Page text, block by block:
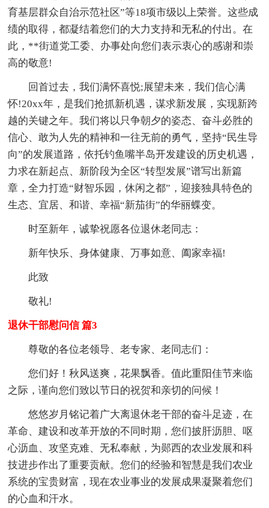
育基层群众自治示范社区”等18项市级以上荣誉。这些成
绩的取得，都凝结着您们的大力支持和无私的付出。在
此，**街道党工委、办事处向您们表示衷心的感谢和崇
高的敬意!
回首过去，我们满怀喜悦;展望未来，我们信心满
怀!20xx年，是我们抢抓新机遇，谋求新发展，实现新跨
越的关键之年。我们将以只争朝夕的姿态、奋斗必胜的
信心、敢为人先的精神和一往无前的勇气，坚持“民生导
向”的发展道路，依托钓鱼嘴半岛开发建设的历史机遇，
力求在新起点、新阶段为全区“转型发展”谱写出新篇
章，全力打造“财智乐园，休闲之都”，迎接独具特色的
生态、宜居、和谐、幸福“新茄街”的华丽蝶变。
时至新年，诚挚祝愿各位退休老同志：
新年快乐、身体健康、万事如意、阖家幸福!
此致
敬礼!
退休干部慰问信 篇3
尊敬的各位老领导、老专家、老同志们：
您们好！秋风送爽，花果飘香。值此重阳佳节来临
之际，谨向您们致以节日的祝贺和亲切的问候！
悠悠岁月铭记着广大离退休老干部的奋斗足迹，在
革命、建设和改革开放的不同时期，您们披肝沥胆、呕
心沥血、攻坚克难、无私奉献，为郧西的农业发展和科
技进步作出了重要贡献。您们的经验和智慧是我们农业
系统的宝贵财富，现在农业事业的发展成果凝聚着您们
的心血和汗水。